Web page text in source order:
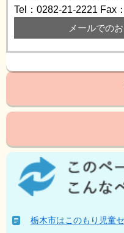
Tel：0282-21-2221 Fax
メールでの
こ
を
栃木市はこのもり児童